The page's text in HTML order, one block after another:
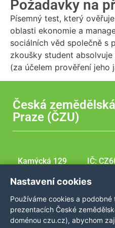
Požadavky na
Písemný test, který
oblasti ekonomie a
sociálních věd společně s
zkoušky student
(za účelem prověření
Česká
Praze (ČZU)
Kamýcká 129
Suchdol
Česká republka
IČ:
381 111
GPS
Nastavení cookies
Používáme cookies a
prezentacích České
doménou czu.cz), abychom